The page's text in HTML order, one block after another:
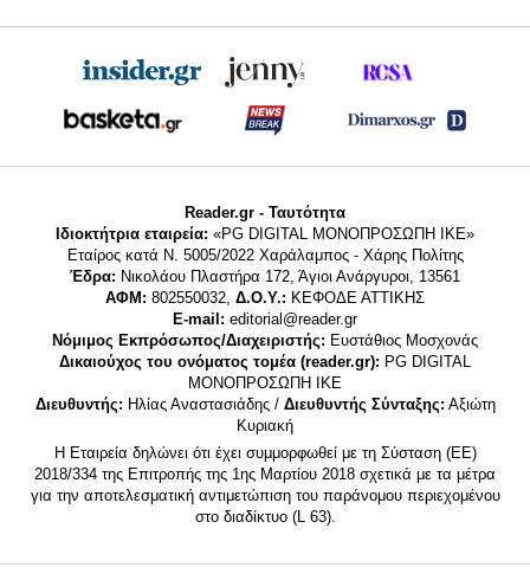
Reader.gr - Ταυτότητα
Ιδιοκτήτρια εταιρεία: «PG DIGITAL MONΟΠΡΟΣΩΠΗ ΙΚΕ»
Εταίρος κατά Ν. 5005/2022 Χαράλαμπος - Χάρης Πολίτης
Έδρα: Νικολάου Πλαστήρα 172, Άγιοι Ανάργυροι, 13561
ΑΦΜ: 802550032, Δ.Ο.Υ.: ΚΕΦΟΔΕ ΑΤΤΙΚΗΣ
E-mail: editorial@reader.gr
Νόμιμος Εκπρόσωπος/Διαχειριστής: Ευστάθιος Μοσχονάς
Δικαιούχος του ονόματος τομέα (reader.gr): PG DIGITAL
MONΟΠΡΟΣΩΠΗ ΙΚΕ
Διευθυντής: Ηλίας Αναστασιάδης / Διευθυντής Σύνταξης: Αξιώτη
Κυριακή
Η Εταιρεία δηλώνει ότι έχει συμμορφωθεί με τη Σύσταση (ΕΕ)
2018/334 της Επιτροπής της 1ης Μαρτίου 2018 σχετικά με τα μέτρα
για την αποτελεσματική αντιμετώπιση του παράνομου περιεχομένου
στο διαδίκτυο (L 63).